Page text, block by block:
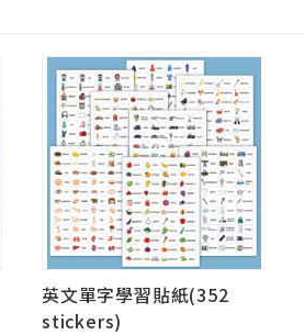
英文單字學習貼紙(352
stickers)